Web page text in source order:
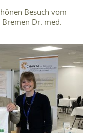
Besuch vom
Dr. med.